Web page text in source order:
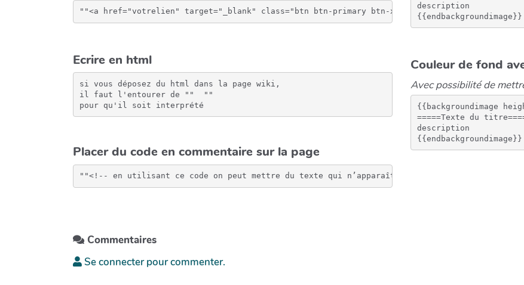
Ecrire en html
si vous déposez du html dans la page wiki,
il faut l'entourer de ""
""
pour qu'il soit interprété
Placer du code en commentaire sur la page
description
Couleur de fond
Avec possibilité de
{{backgroundimage
=====Texte du
description
Commentaires
Se connecter pour commenter.